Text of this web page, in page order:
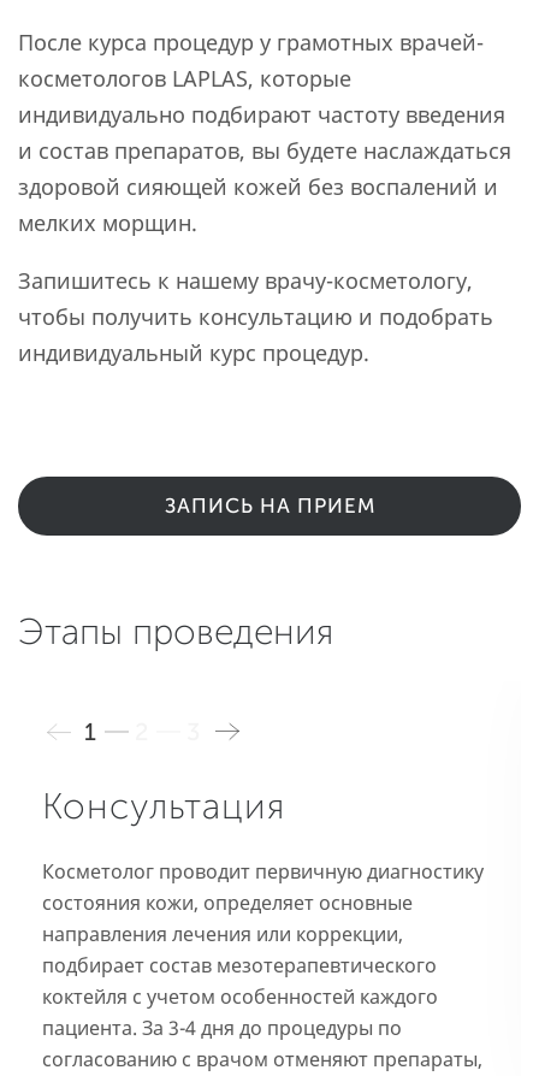
После курса процедур у грамотных врачей-
косметологов LAPLAS, которые
индивидуально подбирают частоту введения
и состав препаратов, вы будете наслаждаться
здоровой сияющей кожей без воспалений и
мелких морщин.
Запишитесь к нашему врачу-косметологу,
чтобы получить консультацию и подобрать
индивидуальный курс процедур.
ЗАПИСЬ НА ПРИЕМ
Этапы проведения
1
Консультация
Косметолог проводит первичную диагностику
состояния кожи, определяет основные
направления лечения или коррекции,
подбирает состав мезотерапевтического
коктейля с учетом особенностей каждого
пациента. За 3-4 дня до процедуры по
согласованию с врачом отменяют препараты,